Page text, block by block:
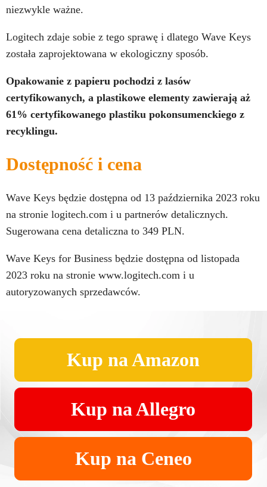
niezwykle ważne.
Logitech zdaje sobie z tego sprawę i dlatego Wave Keys
została zaprojektowana w ekologiczny sposób.
Opakowanie z papieru pochodzi z lasów
certyfikowanych, a plastikowe elementy zawierają aż
61% certyfikowanego plastiku pokonsumenckiego z
recyklingu.
Dostępność i cena
Wave Keys będzie dostępna od 13 października 2023 roku
na stronie logitech.com i u partnerów detalicznych.
Sugerowana cena detaliczna to 349 PLN.
Wave Keys for Business będzie dostępna od listopada
2023 roku na stronie www.logitech.com i u
autoryzowanych sprzedawców.
Kup na Amazon
Kup na Allegro
Kup na Ceneo